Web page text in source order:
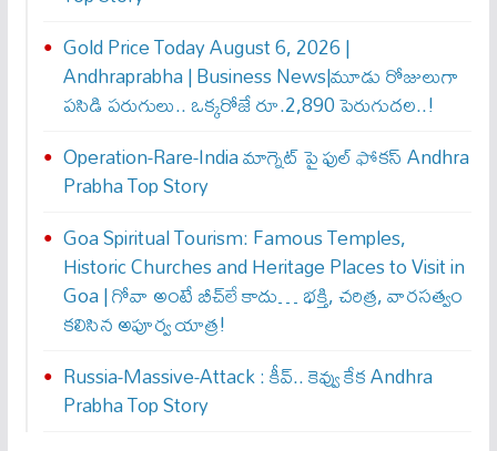
Gold Price Today August 6, 2026 |
Andhraprabha | Business News|మూడు రోజులుగా
పసిడి పరుగులు.. ఒక్కరోజే రూ.2,890 పెరుగుద‌ల‌..!
Operation-Rare-India మాగ్నెట్ పై ఫుల్ ఫోక‌స్ Andhra
Prabha Top Story
Goa Spiritual Tourism: Famous Temples,
Historic Churches and Heritage Places to Visit in
Goa | గోవా అంటే బీచ్‌లే కాదు… భక్తి, చరిత్ర, వారసత్వం
కలిసిన అపూర్వ యాత్ర!
Russia-Massive-Attack : కీవ్‌.. కెవ్వు కేక‌ Andhra
Prabha Top Story